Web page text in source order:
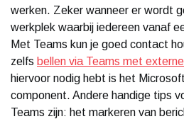
werken. Zeker wanneer er wordt
werkplek waarbij iedereen vanaf
Met Teams kun je goed contact
zelfs bellen via Teams met
hiervoor nodig hebt is het
component. Andere handige tips
Teams zijn: het markeren van